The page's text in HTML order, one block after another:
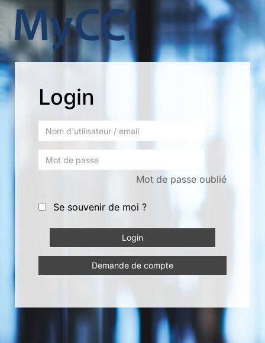
Login
Mot de passe oublié
Se souvenir de moi ?
Demande de compte